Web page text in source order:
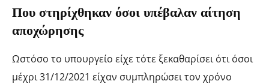
Που στηρίχθηκαν όσοι υπέβαλαν αίτηση
αποχώρησης
Ωστόσο το υπουργείο είχε τότε ξεκαθαρίσει ότι όσοι
μέχρι 31/12/2021 είχαν συμπληρώσει τον χρόνο